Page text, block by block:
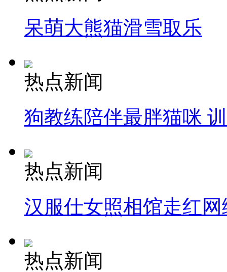
呆萌大熊猫滑雪取乐
热点新闻
狗教练陪伴最胖猫咪
热点新闻
汉服仕女照相馆走红网
热点新闻